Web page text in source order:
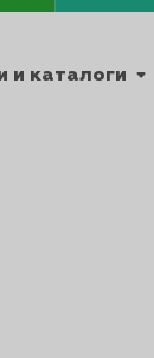
и каталоги